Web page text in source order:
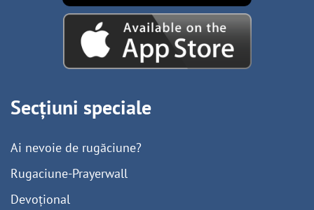
Secțiuni speciale
Ai nevoie de rugăciune?
Rugaciune-Prayerwall
Devoțional